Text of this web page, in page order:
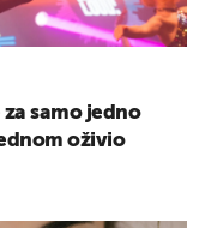
samo jedno
oživio